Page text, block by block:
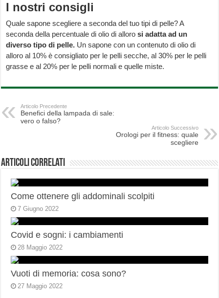
I nostri consigli
Quale sapone scegliere a seconda del tuo tipi di pelle? A
seconda della percentuale di olio di alloro si adatta ad un
diverso tipo di pelle. Un sapone con un contenuto di olio di
alloro al 10% è consigliato per le pelli secche, al 30% per le pelli
grasse e al 20% per le pelli normali e quelle miste.
Articolo Precedente
Benefici della lampada di sale:
vero o falso?
Articolo Successivo
Orologi per il fitness: quale
scegliere
Articoli correlati
Come ottenere gli addominali scolpiti
7 Giugno 2022
Covid e sogni: i cambiamenti
28 Maggio 2022
Vuoti di memoria: cosa sono?
27 Maggio 2022